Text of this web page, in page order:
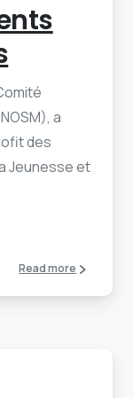
a
des
Jeunesse et
Read more